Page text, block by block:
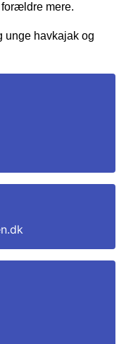
mere.
unge havkajak og